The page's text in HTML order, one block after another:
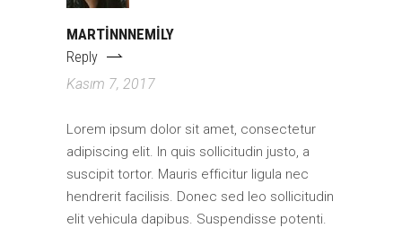
MARTINNNEMILY
Reply
Kasım 7, 2017
Lorem ipsum dolor sit amet, consectetur
adipiscing elit. In quis sollicitudin justo, a
suscipit tortor. Mauris efficitur ligula nec
hendrerit facilisis. Donec sed leo sollicitudin
elit vehicula dapibus. Suspendisse potenti.